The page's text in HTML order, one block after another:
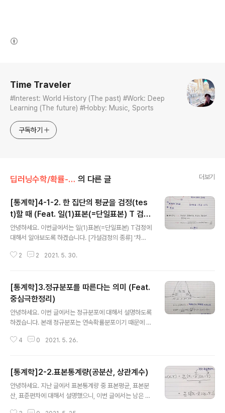
Time Traveler
#Interest: World History (The past) #Work: Deep
Learning (The future) #Hobby: Music, Sports
구독하기
딥러닝수학/확률-통계학 의 다른 글 더보기
[통계학]4-1-2. 한 집단의 평균을 검정(tes
t)할 때 (Feat. 일(1)표본(=단일표본) T 검정
= Student T 검정)
안녕하세요. 이번글에서는 일(1)표본(=단일표본) T검정에
대해서 알아보도록 하겠습니다. [가설검정의 종류] '차
비교하는 집단이 하나일 때 1-1-1. 모분산을 알고 있는 경
모르는 경우 일(1) 표본 T 검정 (One-sample T test)
→ ex) 귀무가설(\(H_{0}\)): 한국의 평균은 K이다. 1-2.
비교하는 집단이 둘일 때 1-2-1. 모분산을 알고 있는 경우
& 표본이 클 때 이(2)표본 Z 검정 (Two-sample Z tes
t) → ex) 귀무가설(\(H_{0}\)): 남..
2 2 2021. 5. 30.
[통계학]3.정규분포를 따른다는 의미 (Feat.
중심극한정리)
안녕하세요. 이번 글에서는 정규분포에 대해서 설명하도록
하겠습니다. 본래 정규분포는 연속확률분포이기 때문에 확
이유는 아래와 같습니다. 정규분포는 연속확률분포입니다.
트에서 다루는 것이 좋다고 판단했습니다. 그럼 지금부터,
정규분포에 대한 수학적 정의를 설명하기 앞서, 왜 정규분
포가 통계에서 사용되는지 설명을 해보도록 하겠습니다. 1.
4 0 2021. 5. 26.
[통계학]2-2.표본통계량(공분산, 상관계수)
안녕하세요. 지난 글에서 표본통계량 중 표본평균, 표본분
산, 표준편차에 대해서 설명했으니, 이번 글에서는 남은 표